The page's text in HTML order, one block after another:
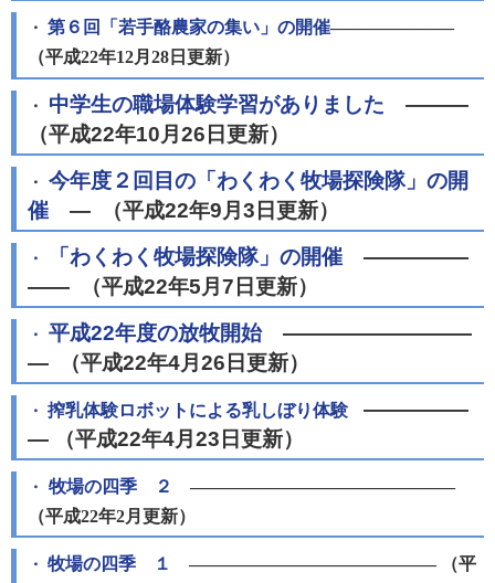
・ 第６回「若手酪農家の集い」の開催―――――――
（平成22年12月28日更新）
・ 中学生の職場体験学習がありました ―――
（平成22年10月26日更新）
・
今年度２回目の「わくわく牧場探険隊」の開
催 ― （平成22年9月3日更新）
・ 「わくわく牧場探険隊」の開催 ―――――
―― （平成22年5月7日更新）
・ 平成22年度の放牧開始―――――――――
― （平成22年4月26日更新）
・ 搾乳体験ロボットによる乳しぼり体験
―――――
― （平成22年4月23日更新）
・ 牧場の四季 ２ ―――――――――――――――
（平成22年2月更新）
・ 牧場の四季 １ ―――――――――――――― （平